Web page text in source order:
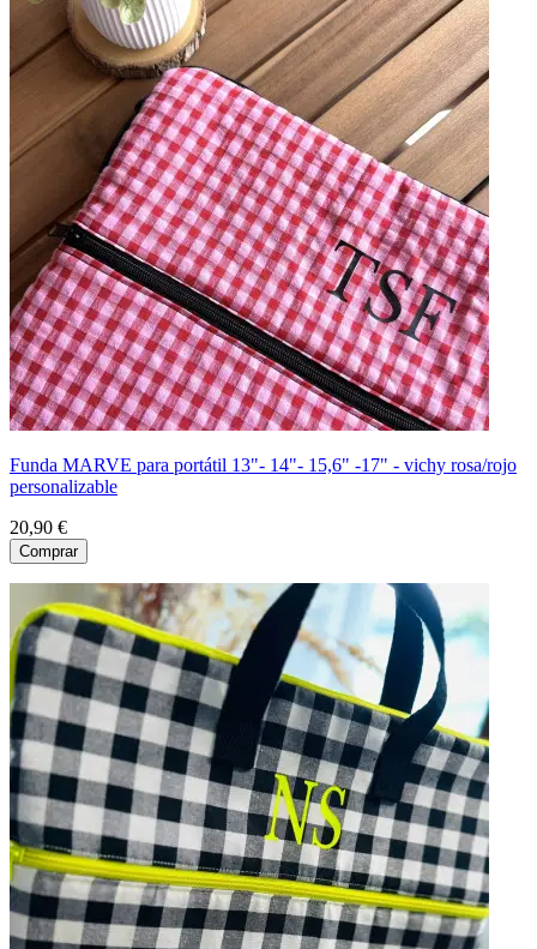
Funda MARVE para portátil 13"- 14"- 15,6" -17" - vichy rosa/rojo
personalizable
20,90 €
Comprar